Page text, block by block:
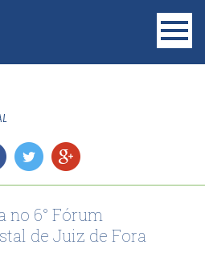
no 6° Fórum
de Juiz de Fora